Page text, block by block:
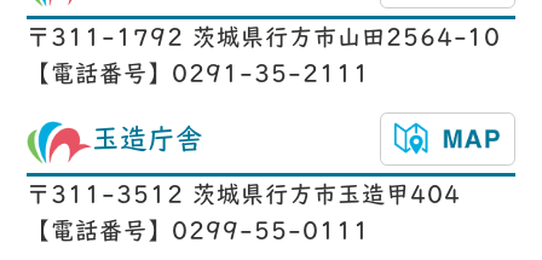
〒311-1792 茨城県行方市山田2564-10
【電話番号】0291-35-2111
玉造庁舎
〒311-3512 茨城県行方市玉造甲404
【電話番号】0299-55-0111